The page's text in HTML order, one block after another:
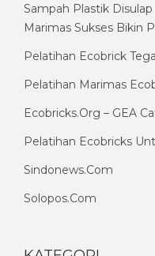
Sampah Plastik
Marimas Sukses Bikin
Pelatihan Ecobrick
Pelatihan Marimas
Ecobricks.Org – GEA
Pelatihan Ecobricks
Sindonews.Com
Solopos.Com